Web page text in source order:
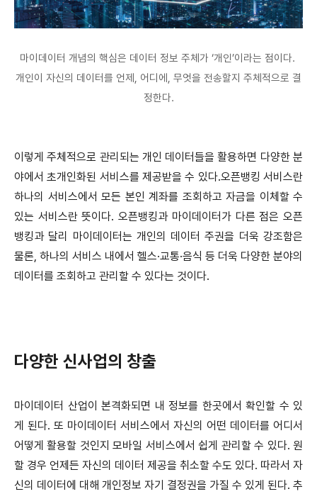
마이데이터 개념의 핵심은 데이터 정보 주체가 ‘개인’이라는 점이다.
개인이 자신의 데이터를 언제, 어디에, 무엇을 전송할지 주체적으로 결
정한다.
이렇게 주체적으로 관리되는 개인 데이터들을 활용하면 다양한 분
야에서 초개인화된 서비스를 제공받을 수 있다.오픈뱅킹 서비스란
하나의 서비스에서 모든 본인 계좌를 조회하고 자금을 이체할 수
있는 서비스란 뜻이다. 오픈뱅킹과 마이데이터가 다른 점은 오픈
뱅킹과 달리 마이데이터는 개인의 데이터 주권을 더욱 강조함은
물론, 하나의 서비스 내에서 헬스·교통·음식 등 더욱 다양한 분야의
데이터를 조회하고 관리할 수 있다는 것이다.
다양한 신사업의 창출
마이데이터 산업이 본격화되면 내 정보를 한곳에서 확인할 수 있
게 된다. 또 마이데이터 서비스에서 자신의 어떤 데이터를 어디서
어떻게 활용할 것인지 모바일 서비스에서 쉽게 관리할 수 있다. 원
할 경우 언제든 자신의 데이터 제공을 취소할 수도 있다. 따라서 자
신의 데이터에 대해 개인정보 자기 결정권을 가질 수 있게 된다. 추